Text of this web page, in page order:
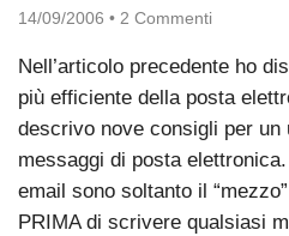
14/09/2006 • 2 Commenti
Nell’articolo precedente ho
più efficiente della posta
descrivo nove consigli per un
messaggi di posta
email sono soltanto il
PRIMA di scrivere qualsiasi